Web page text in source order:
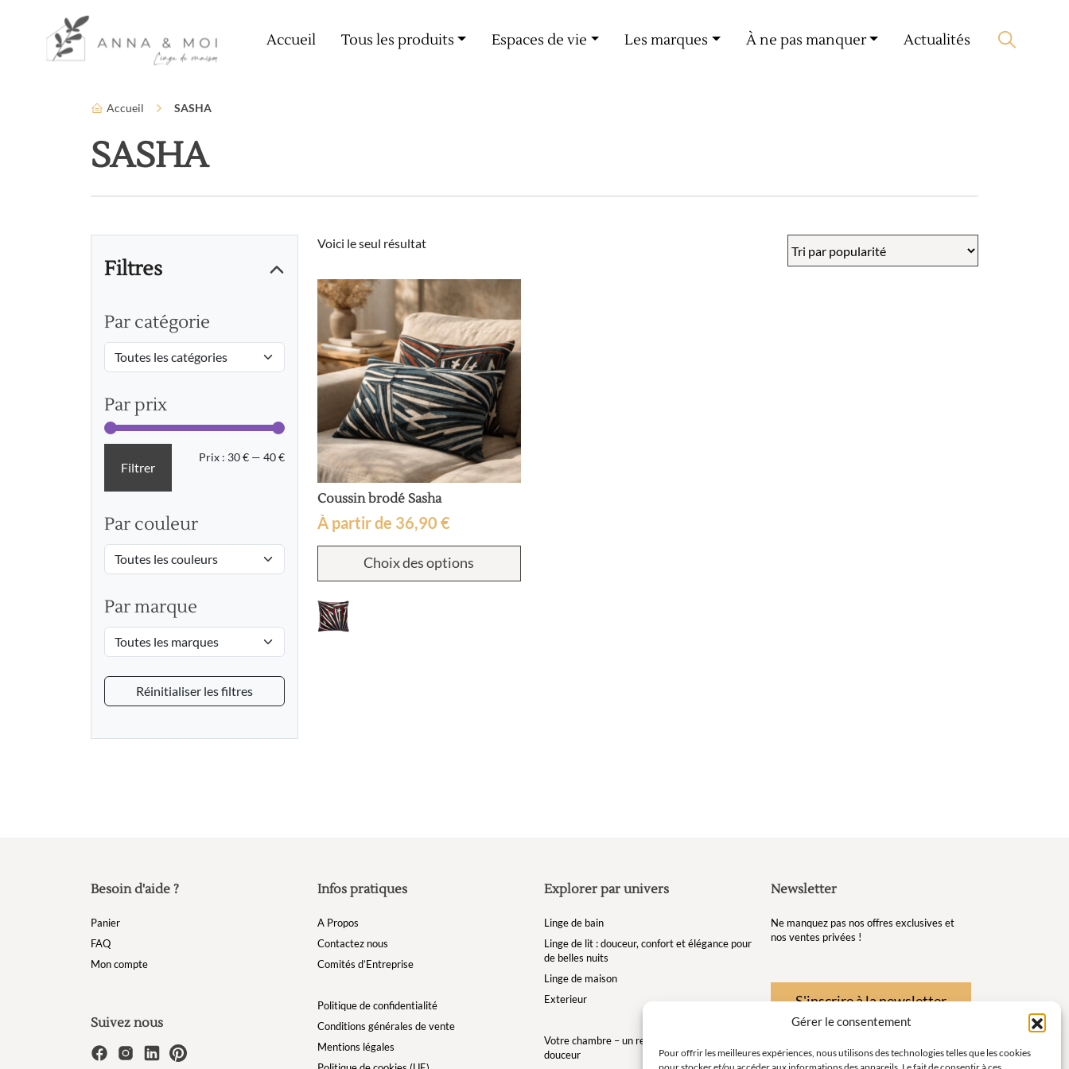
Gérer le consentement
Pour offrir les meilleures expériences, nous utilisons des technologies telles que les cookies
Paramètres d’accessibilité
Accueil Tous les produits Espaces de vie Les marques À ne pas manquer Actualités
Accueil SASHA
SASHA
Filtres
Par catégorie
Par prix
Prix
Prix
Filtrer
Prix : 30 € — 40 €
Par couleur
Par marque
Réinitialiser les filtres
Voici le seul résultat
Coussin brodé Sasha
À partir de 36,90 €
Choix des options
Ce
a
Besoin d'aide ?
Panier
FAQ
Mon compte
Suivez nous
Infos pratiques
A Propos
Contactez nous
Comités d’Entreprise
Politique de confidentialité
Conditions générales de vente
Mentions légales
Explorer par univers
Linge de bain
Linge de lit : douceur, confort et élégance pour
de belles nuits
Linge de maison
Exterieur
Votre chambre – un refuge de bien-être et de
douceur
Newsletter
Ne manquez pas nos offres exclusives et
nos ventes privées !
S'inscrire à la newsletter